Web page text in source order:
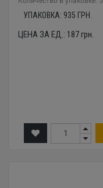
УПАКОВКА: 935 ГРН.
ЦЕНА ЗА ЕД.: 187грн.